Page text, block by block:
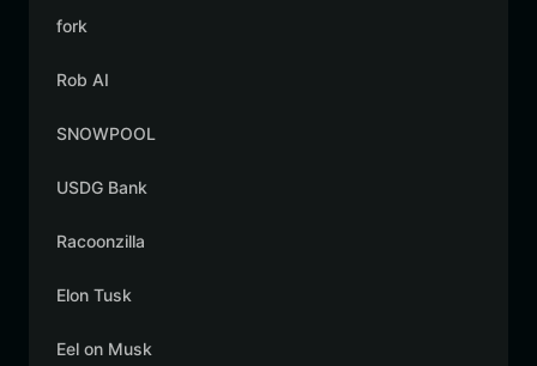
fork
Rob AI
SNOWPOOL
USDG Bank
Racoonzilla
Elon Tusk
Eel on Musk